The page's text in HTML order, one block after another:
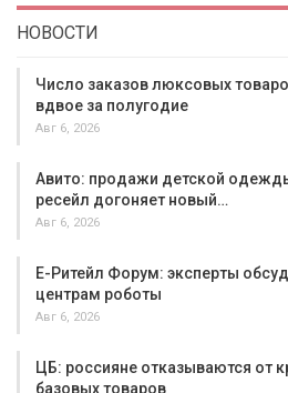
НОВОСТИ
Число заказов люксовых
вдвое за полугодие
Авг 6, 2026
Авито: продажи детской
ресейл догоняет новый…
Авг 6, 2026
Е-Ритейл Форум: эксперты
центрам роботы
Авг 6, 2026
ЦБ: россияне отказываются от
базовых товаров